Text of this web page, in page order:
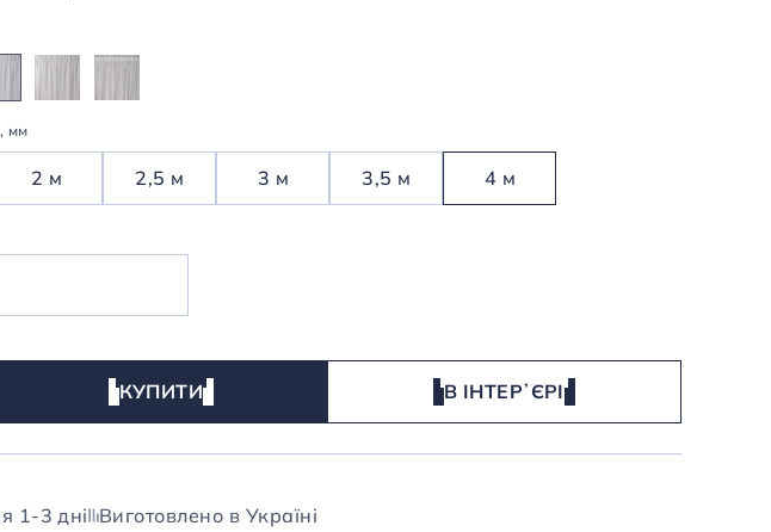
мм
2 м 2,5 м 3 м 3,5 м 4 м
КУПИТИ В ІНТЕРʼЄРІ
1-3 дні Виготовлено в Україні